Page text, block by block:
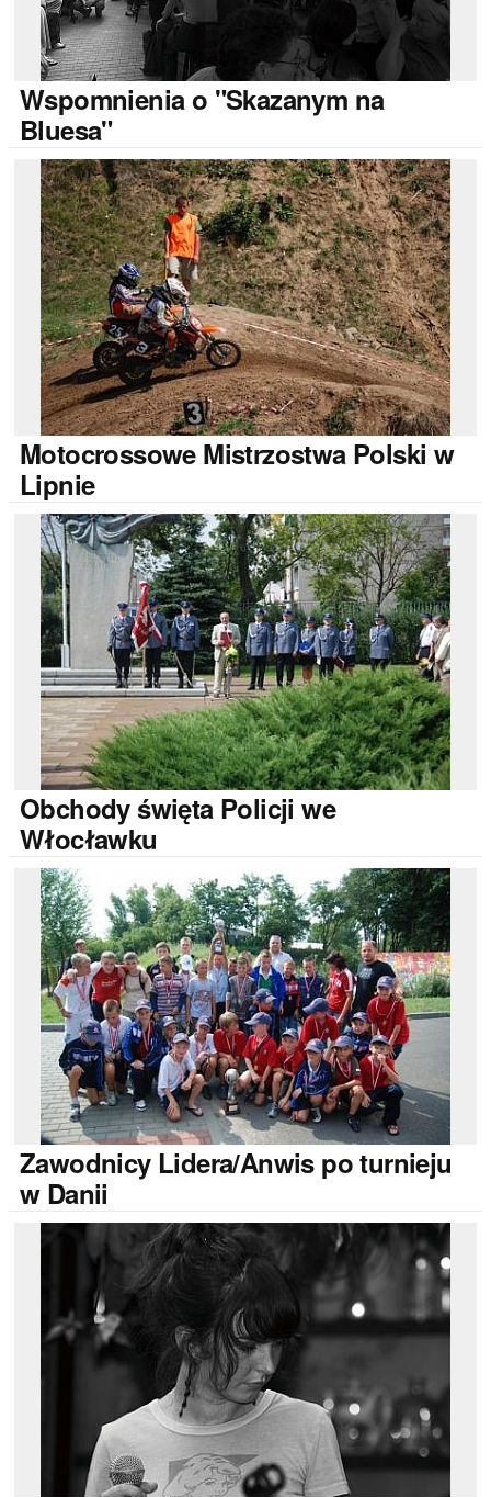
Wspomnieniao "Skazanym na
Bluesa"
MotocrossoweMistrzostwa Polski w
Lipnie
Obchodyświęta Policji we
Włocławku
ZawodnicyLidera/Anwis po turnieju
w Danii